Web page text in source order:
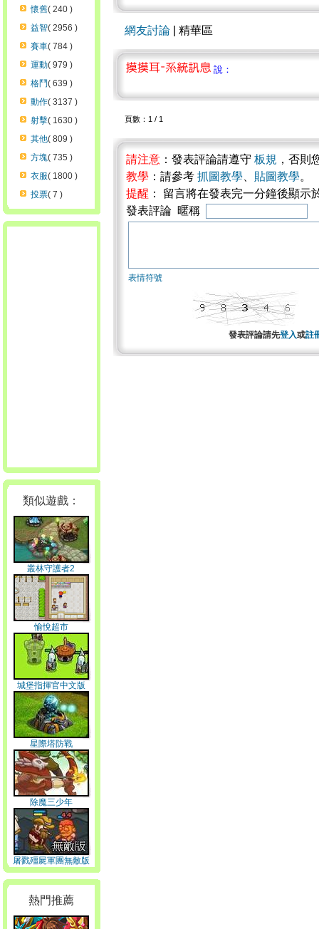
懷舊( 240 )
益智( 2956 )
賽車( 784 )
運動( 979 )
格鬥( 639 )
動作( 3137 )
射擊( 1630 )
其他( 809 )
方塊( 735 )
衣服( 1800 )
投票( 7 )
類似遊戲：
叢林守護者2
愉悅超市
城堡指揮官中文版
星際塔防戰
除魔三少年
屠戮殭屍軍團無敵版
熱門推薦
網友討論 | 精華區
說：
頁數：1 / 1
請注意 ：發表評論請遵守 板規 ，否則
教學 ：請參考 抓圖教學 貼圖教學。
提醒 ： 留言將在發表完一分鐘後顯
發表評論 暱稱
表情符號
發表評論請先登入或註